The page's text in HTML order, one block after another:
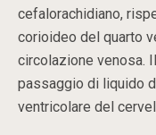
cefalorachidiano,
corioideo del quarto
circolazione venosa.
passaggio di liquido
ventricolare del